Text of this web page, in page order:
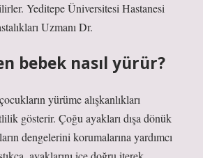
Yeditepe Üniversitesi Hastanesi
Uzmanı Dr.
bebek nasıl yürür?
yürüme alışkanlıkları
gösterir. Çoğu ayakları dışa dönük
dengelerini korumalarına yardımcı